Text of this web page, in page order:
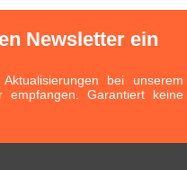
Newsletter ein
bei unserem
empfangen. Garantiert keine